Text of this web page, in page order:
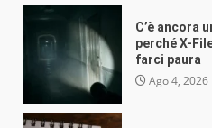
(e cosa succede nel
VEB Ago 4, 2026
C’è ancora
perché X-
farci paura
Ago 4, 2026